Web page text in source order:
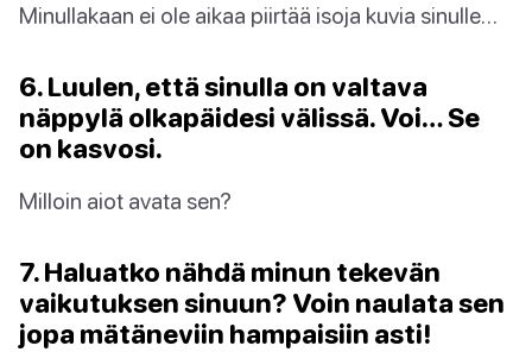
Minullakaan ei ole aikaa piirtää isoja kuvia sinulle…
6. Luulen, että sinulla on valtava
näppylä olkapäidesi välissä. Voi… Se
on kasvosi.
Milloin aiot avata sen?
7. Haluatko nähdä minun tekevän
vaikutuksen sinuun? Voin naulata sen
jopa mätäneviin hampaisiin asti!